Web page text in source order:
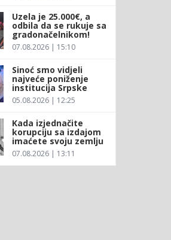
Uzela je 25.000€, a
odbila da se rukuje sa
gradonačelnikom!
07.08.2026 | 15:10
Sinoć smo vidjeli
najveće poniženje
institucija Srpske
05.08.2026 | 12:25
Kada izjednačite
korupciju sa izdajom
imaćete svoju zemlju
07.08.2026 | 13:11